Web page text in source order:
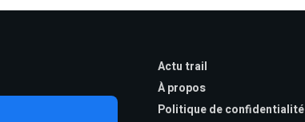
Actu trail
À propos
Politique de confidentialité